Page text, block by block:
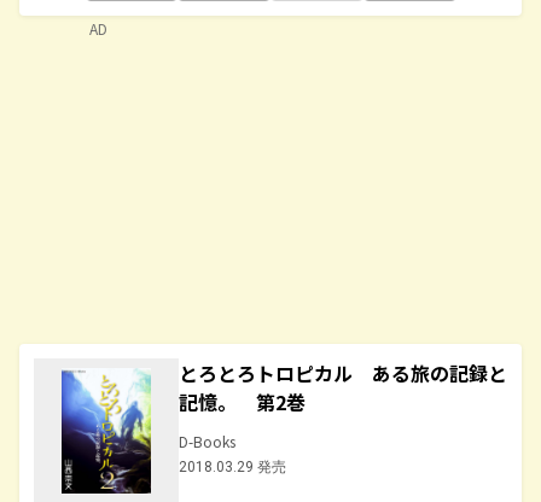
とろとろトロピカル ある旅の記録と
記憶。 第2巻
D-Books
2018.03.29 発売
AD